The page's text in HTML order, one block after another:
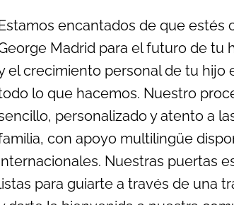
encantados de que estés
Madrid para el futuro de tu
el crecimiento personal de tu hijo
lo que hacemos. Nuestro
personalizado y atento a
con apoyo multilingüe
Nuestras puertas
para guiarte a través de una